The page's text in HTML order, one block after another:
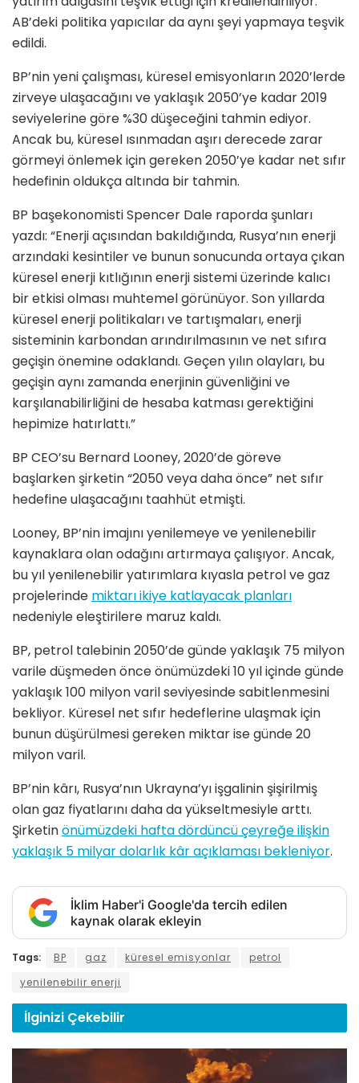
AB’deki politika yapıcılar da aynı şeyi yapmaya teşvik
edildi.
BP’nin yeni çalışması, küresel emisyonların 2020’lerde
zirveye ulaşacağını ve yaklaşık 2050’ye kadar 2019
seviyelerine göre %30 düşeceğini tahmin ediyor.
Ancak bu, küresel ısınmadan aşırı derecede zarar
görmeyi önlemek için gereken 2050’ye kadar net sıfır
hedefinin oldukça altında bir tahmin.
BP başekonomisti Spencer Dale raporda şunları
yazdı: “Enerji açısından bakıldığında, Rusya’nın enerji
arzındaki kesintiler ve bunun sonucunda ortaya çıkan
küresel enerji kıtlığının enerji sistemi üzerinde kalıcı
bir etkisi olması muhtemel görünüyor. Son yıllarda
küresel enerji politikaları ve tartışmaları, enerji
sisteminin karbondan arındırılmasının ve net sıfıra
geçişin önemine odaklandı. Geçen yılın olayları, bu
geçişin aynı zamanda enerjinin güvenliğini ve
karşılanabilirliğini de hesaba katması gerektiğini
hepimize hatırlattı.”
BP CEO’su Bernard Looney, 2020’de göreve
başlarken şirketin “2050 veya daha önce” net sıfır
hedefine ulaşacağını taahhüt etmişti.
Looney, BP’nin imajını yenilemeye ve yenilenebilir
kaynaklara olan odağını artırmaya çalışıyor. Ancak,
bu yıl yenilenebilir yatırımlara kıyasla petrol ve gaz
projelerinde miktarı ikiye katlayacak planları
nedeniyle eleştirilere maruz kaldı.
BP, petrol talebinin 2050’de günde yaklaşık 75 milyon
varile düşmeden önce önümüzdeki 10 yıl içinde günde
yaklaşık 100 milyon varil seviyesinde sabitlenmesini
bekliyor. Küresel net sıfır hedeflerine ulaşmak için
bunun düşürülmesi gereken miktar ise günde 20
milyon varil.
BP’nin kârı, Rusya’nın Ukrayna’yı işgalinin şişirilmiş
olan gaz fiyatlarını daha da yükseltmesiyle arttı.
Şirketinönümüzdeki hafta dördüncü çeyreğe ilişkin
yaklaşık 5 milyar dolarlık kâr açıklaması bekleniyor.
İklim Haber'i Google'da tercih edilen
kaynak olarak ekleyin
Tags: BP gaz küresel emisyonlar
petrol
yenilenebilir enerji
İlginizi Çekebilir